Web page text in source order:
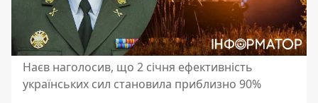
Наєв наголосив, що 2 січня ефективність
українських сил становила приблизно 90%